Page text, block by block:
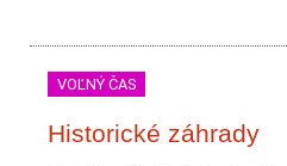
VOĽNÝ ČAS
Historické záhrady